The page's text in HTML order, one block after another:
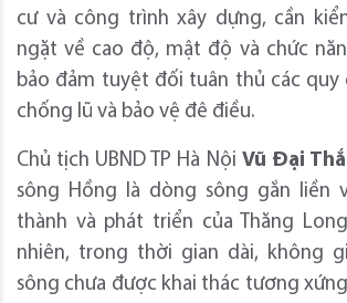
cư và công trình xây dựng, cần
ngặt về cao độ, mật độ và chức
bảo đảm tuyệt đối tuân thủ các quy
chống lũ và bảo vệ đê điều.
Chủ tịch UBND TP Hà Nội Vũ Đại
sông Hồng là dòng sông gắn liền
thành và phát triển của Thăng
nhiên, trong thời gian dài, không
sông chưa được khai thác tương